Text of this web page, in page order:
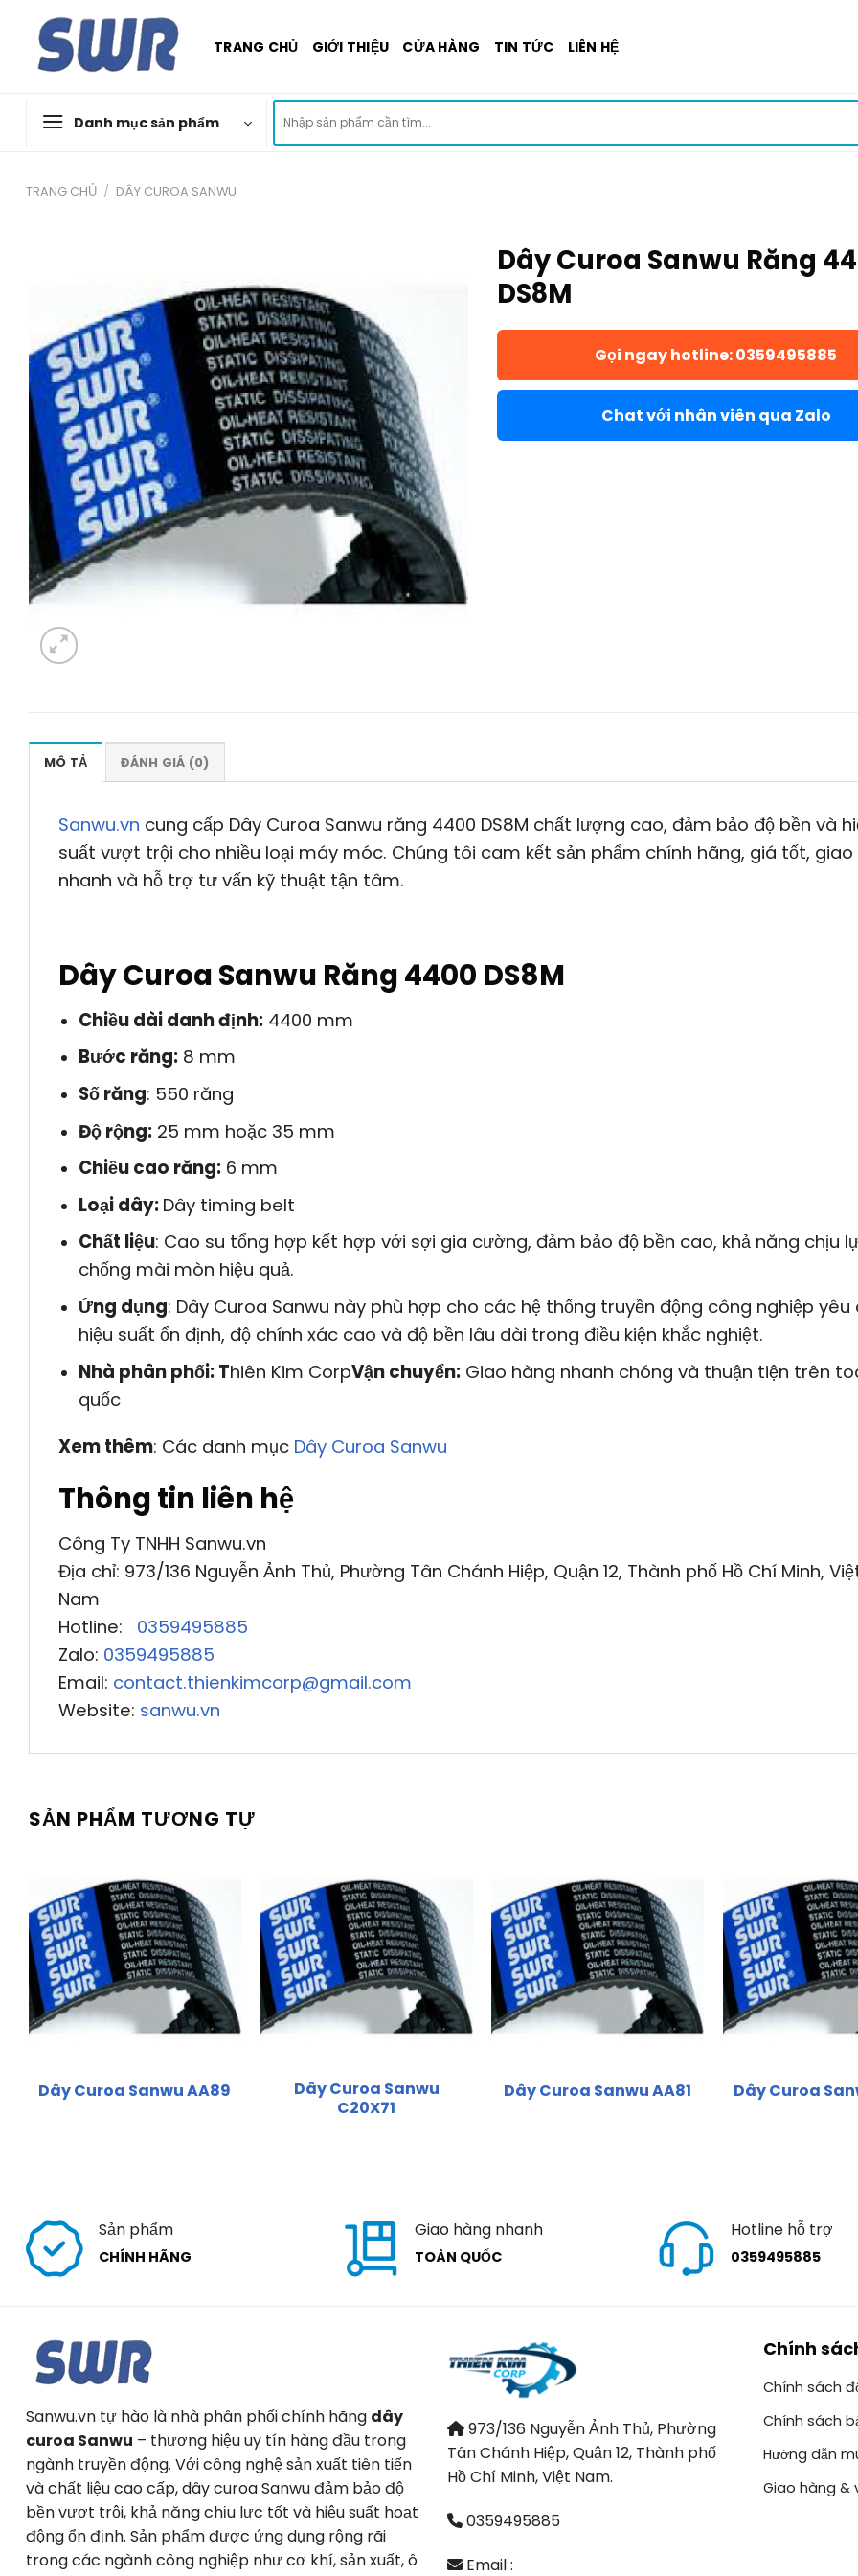
content
TRANG CHỦ GIỚI THIỆU CỬA HÀNG TIN TỨC LIÊN HỆ
Danh mục sản phẩm
kiếm:
TRANG CHỦ / DÂY CUROA SANWU
Dây Curoa Sanwu Răng
DS8M
Gọi ngay hotline: 0359495885
Chat với nhân viên qua Zalo
MÔ TẢ ĐÁNH GIÁ (0)
Sanwu.vn cung cấp Dây Curoa Sanwu răng 4400 DS8M chất lượng cao, đảm bảo độ bền và
suất vượt trội cho nhiều loại máy móc. Chúng tôi cam kết sản phẩm chính hãng, giá tốt, giao
nhanh và hỗ trợ tư vấn kỹ thuật tận tâm.
Dây Curoa Sanwu Răng 4400 DS8M
Chiều dài danh định:4400 mm
Bước răng:8 mm
Số răng: 550 răng
Độ rộng:25 mm hoặc 35 mm
Chiều cao răng:6 mm
Loại dây: Dây timing belt
Chất liệu: Cao su tổng hợp kết hợp với sợi gia cường, đảm bảo độ bền cao, khả năng chịu
chống mài mòn hiệu quả.
Ứng dụng: Dây Curoa Sanwu này phù hợp cho các hệ thống truyền động công nghiệp yêu
hiệu suất ổn định, độ chính xác cao và độ bền lâu dài trong điều kiện khắc nghiệt.
Nhà phân phối: Thiên Kim CorpVận chuyển:Giao hàng nhanh chóng và thuận tiện trên
quốc
Xem thêm: Các danh mục Dây Curoa Sanwu
Thông tin liên hệ
Công Ty TNHH Sanwu.vn
Địa chỉ: 973/136 Nguyễn Ảnh Thủ, Phường Tân Chánh Hiệp, Quận 12, Thành phố Hồ Chí Minh,
Nam
Hotline: 0359495885
Zalo: 0359495885
Email: contact.thienkimcorp@gmail.com
Website: sanwu.vn
SẢN PHẨM TƯƠNG TỰ
Dây Curoa Sanwu AA89
Dây Curoa Sanwu
C20X71
Dây Curoa Sanwu AA81 Dây Curoa
Sản phẩm
CHÍNH HÃNG
Giao hàng nhanh
TOÀN QUỐC
Hotline hỗ trợ
0359495885
Sanwu.vn tự hào là nhà phân phối chính hãng dây
curoa Sanwu – thương hiệu uy tín hàng đầu trong
ngành truyền động. Với công nghệ sản xuất tiên tiến
và chất liệu cao cấp, dây curoa Sanwu đảm bảo độ
bền vượt trội, khả năng chịu lực tốt và hiệu suất hoạt
động ổn định. Sản phẩm được ứng dụng rộng rãi
trong các ngành công nghiệp như cơ khí, sản xuất, ô
973/136 Nguyễn Ảnh Thủ, Phường
Tân Chánh Hiệp, Quận 12, Thành phố
Hồ Chí Minh, Việt Nam.
0359495885
Email :
Chính
Chính sách
Chính sách
Hướng dẫn
Giao hàng &